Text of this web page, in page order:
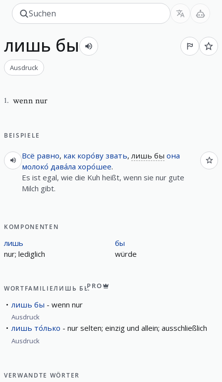
лишь бы
Ausdruck
1. wenn nur
BEISPIELE
Всё равно, как коро́ву звать, лишь бы она
молоко́ дава́ла хоро́шее.
Es ist egal, wie die Kuh heißt, wenn sie nur gute
Milch gibt.
KOMPONENTEN
лишь
nur; lediglich
бы
würde
WORTFAMILIEЛИШЬ БЫPRO
лишь бы wenn nur
Ausdruck
лишь то́лько nur selten; einzig und allein; ausschließlich
Ausdruck
VERWANDTE WÖRTER